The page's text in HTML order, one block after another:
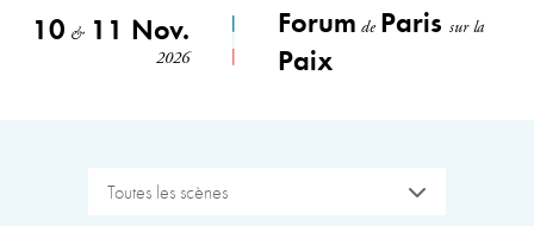
10 &11 Nov.
2026
Forum de Parissur la
Paix
Toutes les scènes